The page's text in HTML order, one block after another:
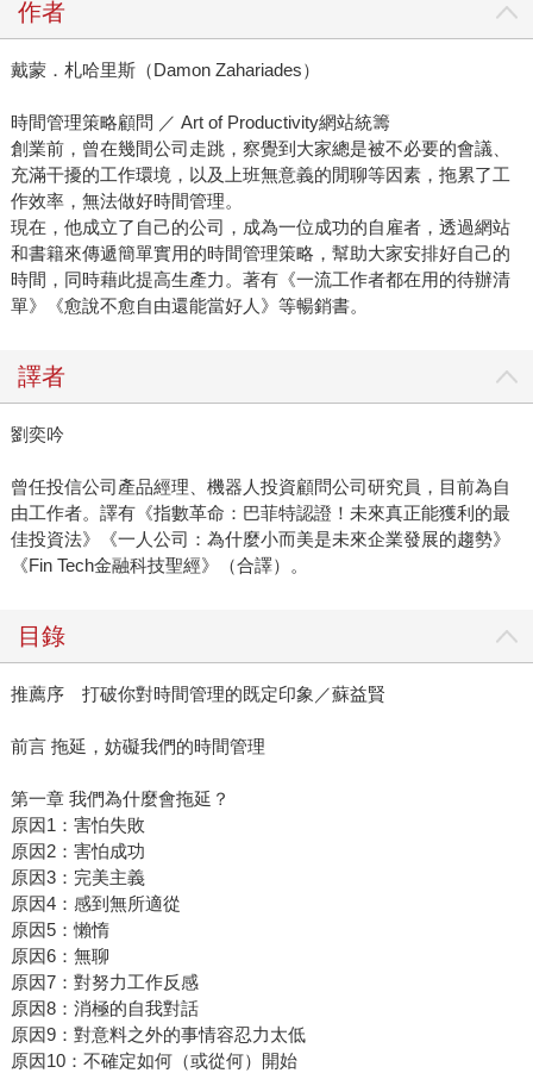
作者
戴蒙．札哈里斯（Damon Zahariades）
時間管理策略顧問 ／ Art of Productivity網站統籌
創業前，曾在幾間公司走跳，察覺到大家總是被不必要的會議、
充滿干擾的工作環境，以及上班無意義的閒聊等因素，拖累了工
作效率，無法做好時間管理。
現在，他成立了自己的公司，成為一位成功的自雇者，透過網站
和書籍來傳遞簡單實用的時間管理策略，幫助大家安排好自己的
時間，同時藉此提高生產力。著有《一流工作者都在用的待辦清
單》《愈說不愈自由還能當好人》等暢銷書。
譯者
劉奕吟
曾任投信公司產品經理、機器人投資顧問公司研究員，目前為自
由工作者。譯有《指數革命：巴菲特認證！未來真正能獲利的最
佳投資法》《一人公司：為什麼小而美是未來企業發展的趨勢》
《Fin Tech金融科技聖經》（合譯）。
目錄
推薦序 打破你對時間管理的既定印象／蘇益賢
前言 拖延，妨礙我們的時間管理
第一章 我們為什麼會拖延？
原因1：害怕失敗
原因2：害怕成功
原因3：完美主義
原因4：感到無所適從
原因5：懶惰
原因6：無聊
原因7：對努力工作反感
原因8：消極的自我對話
原因9：對意料之外的事情容忍力太低
原因10：不確定如何（或從何）開始